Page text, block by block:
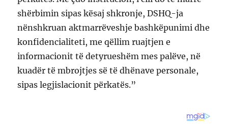
shërbimin sipas kësaj shkronje, DSHQ-ja
nënshkruan aktmarrëveshje bashkëpunimi dhe
konfidencialiteti, me qëllim ruajtjen e
informacionit të detyrueshëm mes palëve, në
kuadër të mbrojtjes së të dhënave personale,
sipas legjislacionit përkatës.”